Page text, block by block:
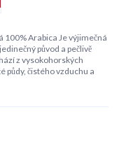
Arabica Je výjimečná
původ a pečlivě
z vysokohorských
půdy, čistého vzduchu a